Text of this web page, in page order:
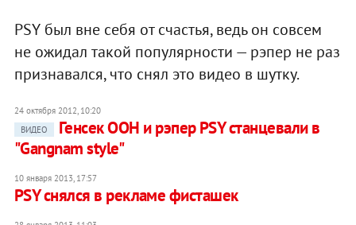
PSY был вне себя от счастья, ведь он совсем
не ожидал такой популярности — рэпер не раз
признавался, что снял это видео в шутку.
24 октября 2012, 10:20
ВИДЕО
Генсек ООН и рэпер PSY станцевали в
"Gangnam style"
10 января 2013, 17:57
PSY снялся в рекламе фисташек